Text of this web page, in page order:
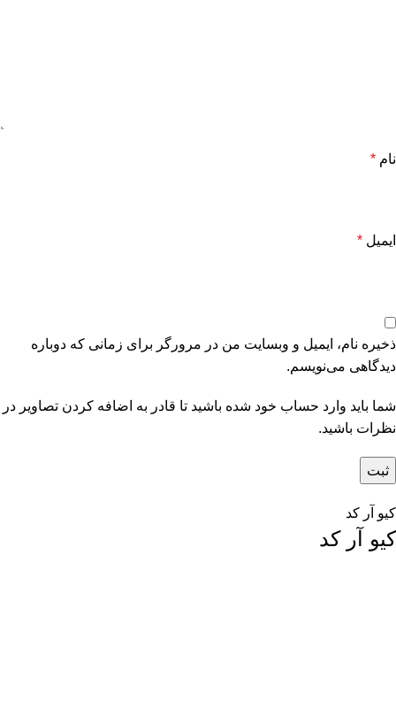
نام *
ایمیل *
ذخیره نام، ایمیل و وبسایت من در مرورگر برای زمانی که دوباره
دیدگاهی می‌نویسم.
شما باید وارد حساب خود شده باشید تا قادر به اضافه کردن تصاویر در
نظرات باشید.
کیو آر کد
کیو آر کد